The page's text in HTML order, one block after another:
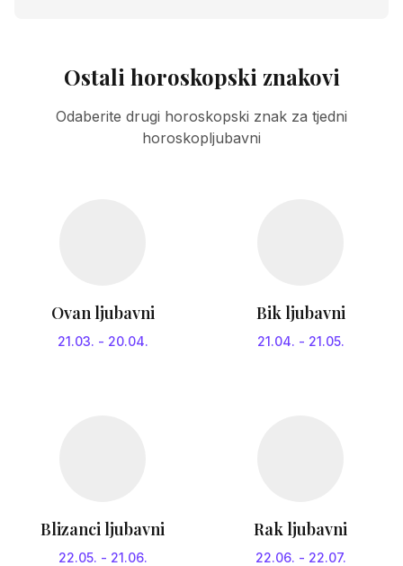
Ostali horoskopski znakovi
Odaberite drugi horoskopski znak za tjedni
horoskopljubavni
Ovan ljubavni
21.03. - 20.04.
Bik ljubavni
21.04. - 21.05.
Blizanci ljubavni
22.05. - 21.06.
Rak ljubavni
22.06. - 22.07.